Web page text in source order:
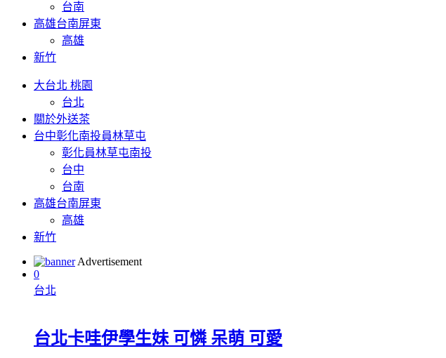
台南
高雄台南屏東
高雄
新竹
大台北 桃園
台北
關於外送茶
台中彰化南投員林草屯
彰化員林草屯南投
台中
台南
高雄台南屏東
高雄
新竹
Advertisement
0
台北
台北卡哇伊學生妹 可憐 呆萌 可愛